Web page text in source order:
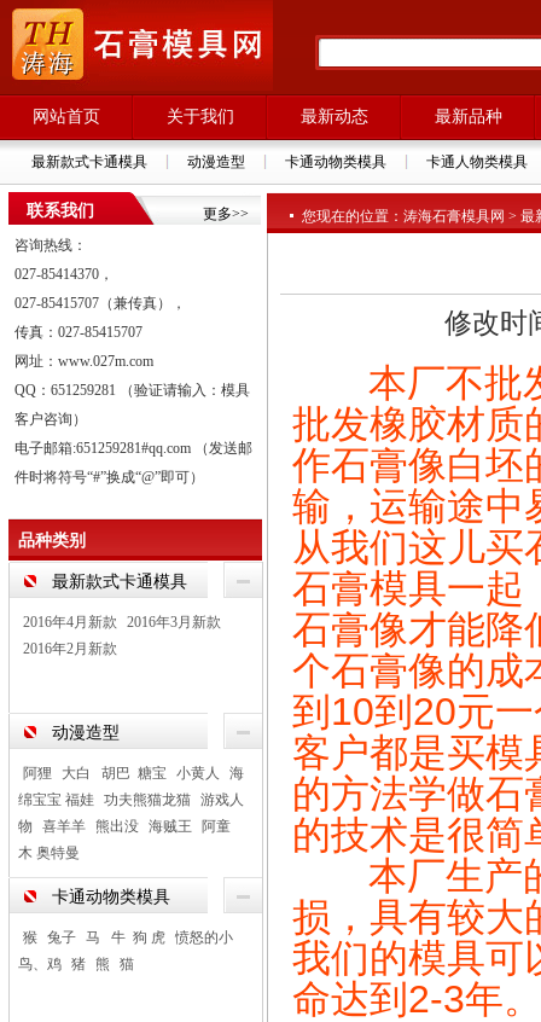
网站首页 关于我们 最新动态 最新品种
最新款式卡通模具 动漫造型 卡通动物类模具 卡通人物类模具
更多>>
联系我们
咨询热线：
027-85414370，
027-85415707（兼传真），
传真：027-85415707
网址：www.027m.com
QQ：651259281 （验证请输入：模具
客户咨询）
电子邮箱:651259281#qq.com （发送邮
件时将符号“#”换成“@”即可）
品种类别
最新款式卡通模具
2016年4月新款
2016年3月新款
2016年2月新款
动漫造型
阿狸 大白 胡巴 糖宝 小黄人
海
绵宝宝 福娃 功夫熊猫龙猫 游戏人
物
喜羊羊 熊出没 海贼王
阿童
木 奥特曼
卡通动物类模具
猴 兔子 马 牛 狗 虎 愤怒的小
鸟、鸡 猪 熊 猫
您现在的位置：涛海石膏模具网 > 最
修改时
本厂不批发
批发橡胶材质
作石膏像白坯
输，运输途中
从我们这儿买
石膏模具一起
石膏像才能降
个石膏像的成
到10到20元
客户都是买模
的方法学做石
的技术是很简
本厂生产的
损，具有较大
我们的模具可
命达到2-3年。